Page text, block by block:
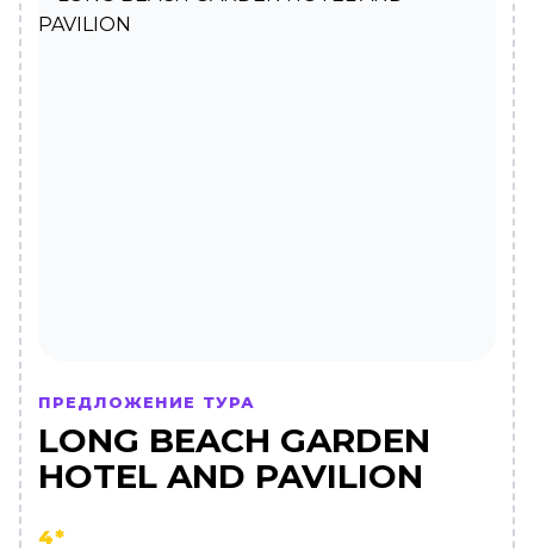
ПРЕДЛОЖЕНИЕ ТУРА
LONG BEACH GARDEN
HOTEL AND PAVILION
4*